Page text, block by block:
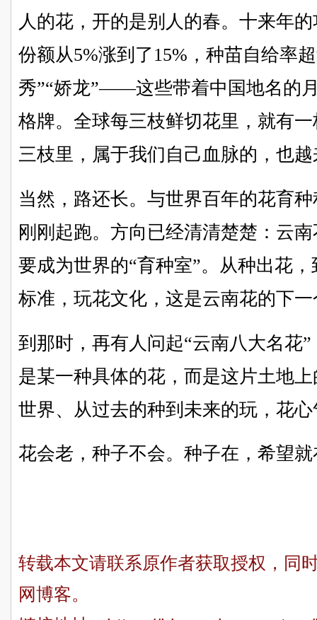
人的花，开的是别人的春。十来年
份额从5%涨到了15%，种苗自给率
秀”“娇龙”——这些带着中国地名的
格牌。全球每三枝鲜切花里，就有
三枝里，属于我们自己血脉的，也
当然，路还长。与世界百年的花育
刚刚起跑。方向已经清清楚楚：云
要成为世界的“育种室”。从种出花
标准，玩花文化，这是云南花的下
到那时，再有人问起“云南八大名
是某一种具体的花，而是这片土地
世界、从过去的种到未来的玩，花
花会老，种子不会。种子在，希望
转载本文请联系原作者获取授权，同
网博客。